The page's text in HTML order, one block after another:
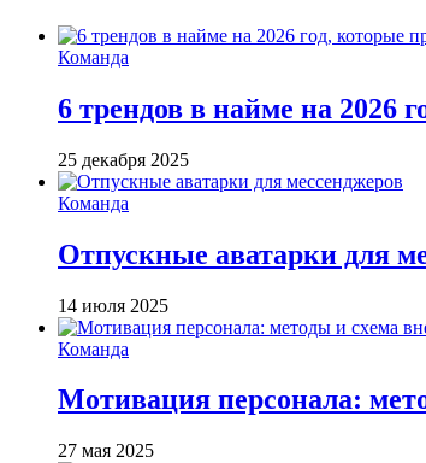
Команда
6 трендов в найме на 2026
25 декабря 2025
Команда
Отпускные аватарки для
14 июля 2025
Команда
Мотивация персонала:
27 мая 2025